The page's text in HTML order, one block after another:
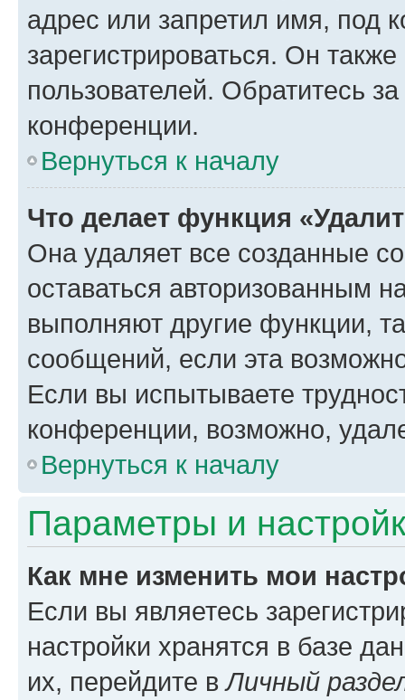
адрес или запретил имя, под
зарегистрироваться. Он
пользователей. Обратитесь
конференции.
Вернуться к началу
Что делает функция
Она удаляет все созданные
оставаться авторизованным
выполняют другие функции,
сообщений, если эта
Если вы испытываете
конференции, возможно,
Вернуться к началу
Параметры и
Как мне изменить мои
Если вы являетесь
настройки хранятся в базе
их, перейдите вЛичный